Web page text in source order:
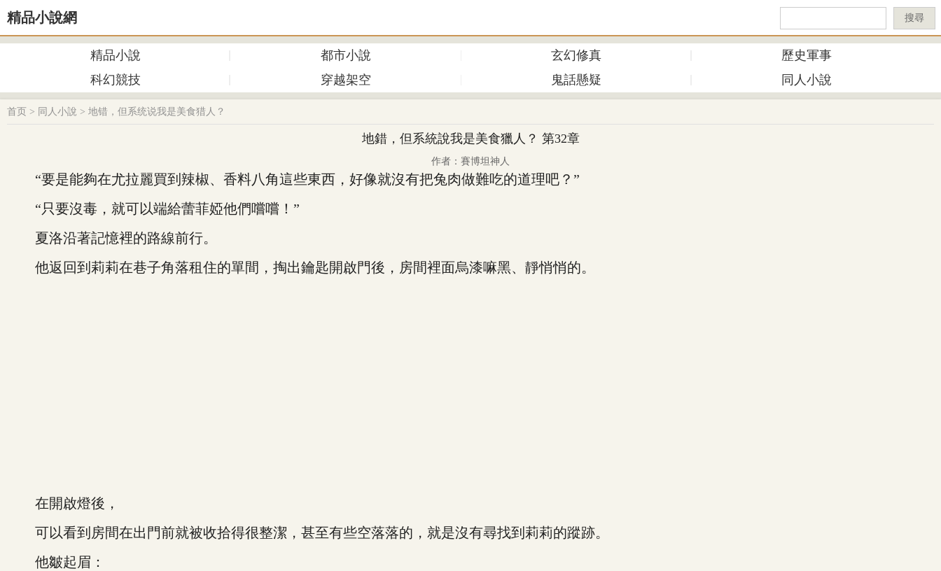
精品小說網 搜尋
精品小說 都市小說 玄幻修真
歷史軍事
科幻競技
穿越架空 鬼話懸疑 同人小說
首页 > 同人小說 > 地错，但系统说我是美食猎人？
地錯，但系統說我是美食獵人？ 第32章
作者：賽博坦神人
“要是能夠在尤拉麗買到辣椒、香料八角這些東西，好像就沒有把兔肉做難吃的道理吧？”
“只要沒毒，就可以端給蕾菲婭他們嚐嚐！”
夏洛沿著記憶裡的路線前行。
他返回到莉莉在巷子角落租住的單間，掏出鑰匙開啟門後，房間裡面烏漆嘛黑、靜悄悄的。
在開啟燈後，
可以看到房間在出門前就被收拾得很整潔，甚至有些空落落的，就是沒有尋找到莉莉的蹤跡。
他皺起眉：